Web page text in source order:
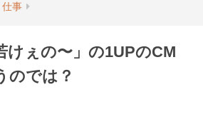
仕事
けぇの〜」の1UPのCM
のでは？